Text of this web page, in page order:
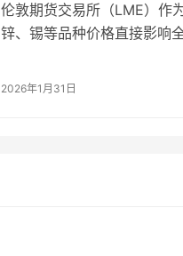
伦敦期货交易所（LME）作
锌、锡等品种价格直接影响
新手该如何合规参与伦敦期
2026年1月31日